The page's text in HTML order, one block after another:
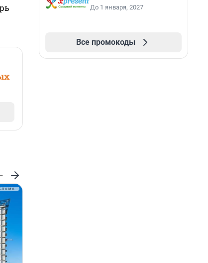
До 1 января, 2027
Все промокоды